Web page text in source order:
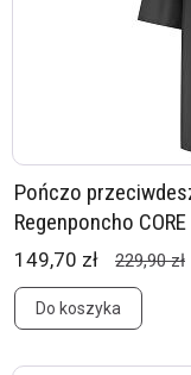
Pończo
Regenponcho
149,70 zł 229,90 zł
Do koszyka